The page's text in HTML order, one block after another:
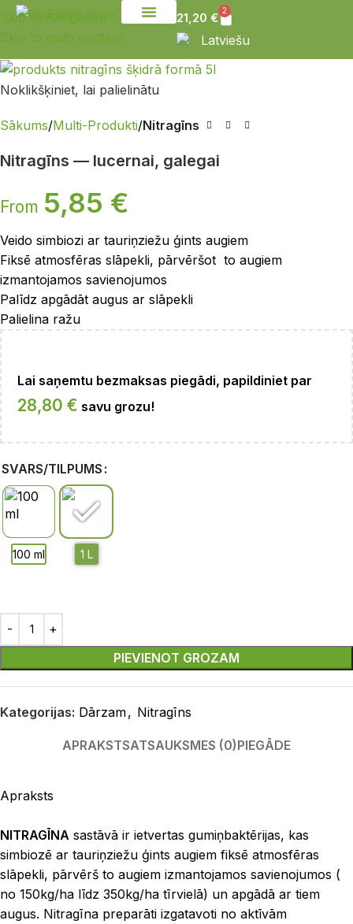
Skip to navigation
Skip to main content
21,20 €
2
Latviešu
Noklikšķiniet, lai palielinātu
Sākums Multi-Produkti Nitragīns
Nitragīns — lucernai, galegai
From 5,85 €
Veido simbiozi ar tauriņziežu ģints augiem
Fiksē atmosfēras slāpekli, pārvēršot to augiem
izmantojamos savienojumos
Palīdz apgādāt augus ar slāpekli
Palielina ražu
Lai saņemtu bezmaksas piegādi, papildiniet par
28,80 € savu grozu!
SVARS/TILPUMS
PIEVIENOT GROZAM
Kategorijas: Dārzam, Nitragīns
APRAKSTSATSAUKSMES (0)PIEGĀDE
Apraksts
NITRAGĪNA sastāvā ir ietvertas gumiņbaktērijas, kas
simbiozē ar tauriņziežu ģints augiem fiksē atmosfēras
slāpekli, pārvērš to augiem izmantojamos savienojumos (
no 150kg/ha līdz 350kg/ha tīrvielā) un apgādā ar tiem
augus. Nitragīna preparāti izgatavoti no aktīvām